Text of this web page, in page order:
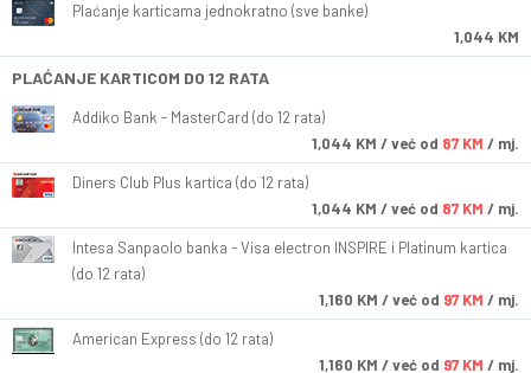
Plaćanje karticama jednokratno (sve banke)
1,044 KM
PLAĆANJE KARTICOM DO 12 RATA
Addiko Bank - MasterCard (do 12 rata)
1,044 KM / već od 87 KM / mj.
Diners Club Plus kartica (do 12 rata)
1,044 KM / već od 87 KM / mj.
Intesa Sanpaolo banka - Visa electron INSPIRE i Platinum kartica
(do 12 rata)
1,160 KM / već od 97 KM / mj.
American Express (do 12 rata)
1,160 KM / već od 97 KM / mj.